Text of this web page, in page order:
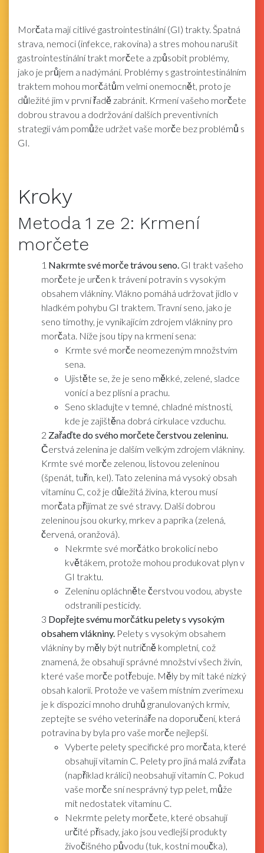
Morčata mají citlivé gastrointestinální (GI) trakty. Špatná
strava, nemoci (infekce, rakovina) a stres mohou narušit
gastrointestinální trakt morčete a způsobit problémy,
jako je průjem a nadýmání. Problémy s gastrointestinálním
traktem mohou morčátům velmi onemocnět, proto je
důležité jim v první řadě zabránit. Krmení vašeho morčete
dobrou stravou a dodržování dalších preventivních
strategií vám pomůže udržet vaše morče bez problémů s
GI.
Kroky
Metoda 1 ze 2: Krmení
morčete
1 Nakrmte své morče trávou seno. GI trakt vašeho
morčete je určen k trávení potravin s vysokým
obsahem vlákniny. Vlákno pomáhá udržovat jídlo v
hladkém pohybu GI traktem. Travní seno, jako je
seno timothy, je vynikajícím zdrojem vlákniny pro
morčata. Níže jsou tipy na krmení sena:
Krmte své morče neomezeným množstvím
sena.
Ujistěte se, že je seno měkké, zelené, sladce
vonící a bez plísní a prachu.
Seno skladujte v temné, chladné místnosti,
kde je zajištěna dobrá cirkulace vzduchu.
2 Zařaďte do svého morčete čerstvou zeleninu.
Čerstvá zelenina je dalším velkým zdrojem vlákniny.
Krmte své morče zelenou, listovou zeleninou
(špenát, tuřín, kel). Tato zelenina má vysoký obsah
vitamínu C, což je důležitá živina, kterou musí
morčata přijímat ze své stravy. Další dobrou
zeleninou jsou okurky, mrkev a paprika (zelená,
červená, oranžová).
Nekrmte své morčátko brokolicí nebo
květákem, protože mohou produkovat plyn v
GI traktu.
Zeleninu opláchněte čerstvou vodou, abyste
odstranili pesticidy.
3 Dopřejte svému morčátku pelety s vysokým
obsahem vlákniny. Pelety s vysokým obsahem
vlákniny by měly být nutričně kompletní, což
znamená, že obsahují správné množství všech živin,
které vaše morče potřebuje. Měly by mít také nízký
obsah kalorií. Protože ve vašem místním zverimexu
je k dispozici mnoho druhů granulovaných krmiv,
zeptejte se svého veterináře na doporučení, která
potravina by byla pro vaše morče nejlepší.
Vyberte pelety specifické pro morčata, které
obsahují vitamín C. Pelety pro jiná malá zvířata
(například králíci) neobsahují vitamín C. Pokud
vaše morče sní nesprávný typ pelet, může
mít nedostatek vitamínu C.
Nekrmte pelety morčete, které obsahují
určité přísady, jako jsou vedlejší produkty
živočišného původu (tuk, kostní moučka),